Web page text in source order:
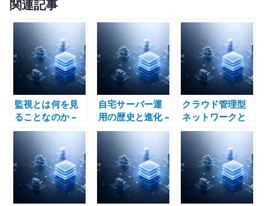
it
te
r
関連記事
監視とは何を見
ることなのか –
Zabbix、
Prometheus、
Grafana の責務
分界で考える
自宅サーバー運
用の歴史と進化 –
Red Hat Linux
からマイクロデ
ータセンターま
で
クラウド管理型
ネットワークと
高度設計型ネッ
トワークの違い –
抽象化と制御責
任で考える